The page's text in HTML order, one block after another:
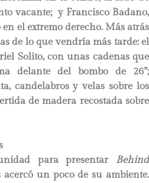
vacante; y Francisco Badano,
el extremo derecho. Más atrás
de lo que vendría más tarde: el
Solito, con unas cadenas que
delante del bombo de 26”;
candelabros y velas sobre los
de madera recostada sobre
para presentar Behind
un poco de su ambiente.